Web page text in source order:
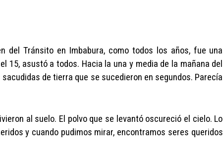
del Tránsito en Imbabura, como todos los años, fue una
15, asustó a todos. Hacia la una y media de la mañana del
de tierra que se sucedieron en segundos. Parecía
al suelo. El polvo que se levantó oscureció el cielo. Lo
y cuando pudimos mirar, encontramos seres queridos